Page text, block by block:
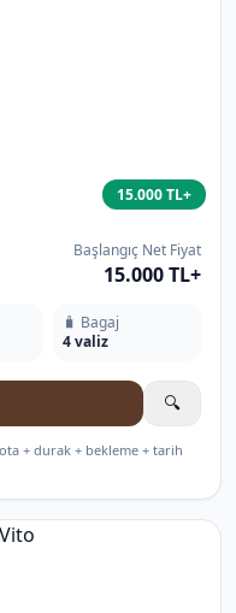
15.000 TL+
Başlangıç Net Fiyat
15.000 TL+
🧳 Bagaj
4 valiz
🔍
+ durak + bekleme + tarih